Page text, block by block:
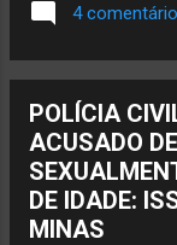
4
POLÍCIA
ACUSADO
DE IDADE:
MINAS